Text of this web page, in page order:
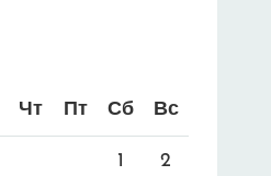
Чт Пт Сб Вс
1 2